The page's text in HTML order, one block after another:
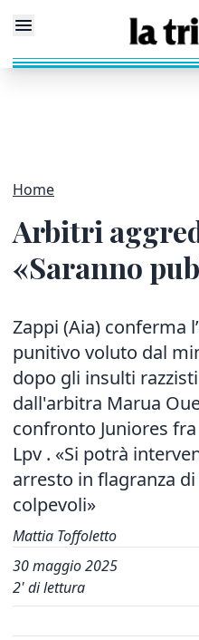
Home
Arbitri
«Saranno
Zappi (Aia) conferma
punitivo voluto dal
dopo gli insulti
dall'arbitra Marua
confronto Juniores
Lpv . «Si potrà
arresto in flagranza
colpevoli»
Mattia Toffoletto
30 maggio 2025
2' di lettura